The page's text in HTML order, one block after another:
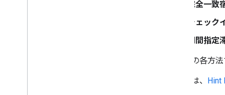
完全一致
チェック
期間指定
これらの各方
詳しくは、 Hint